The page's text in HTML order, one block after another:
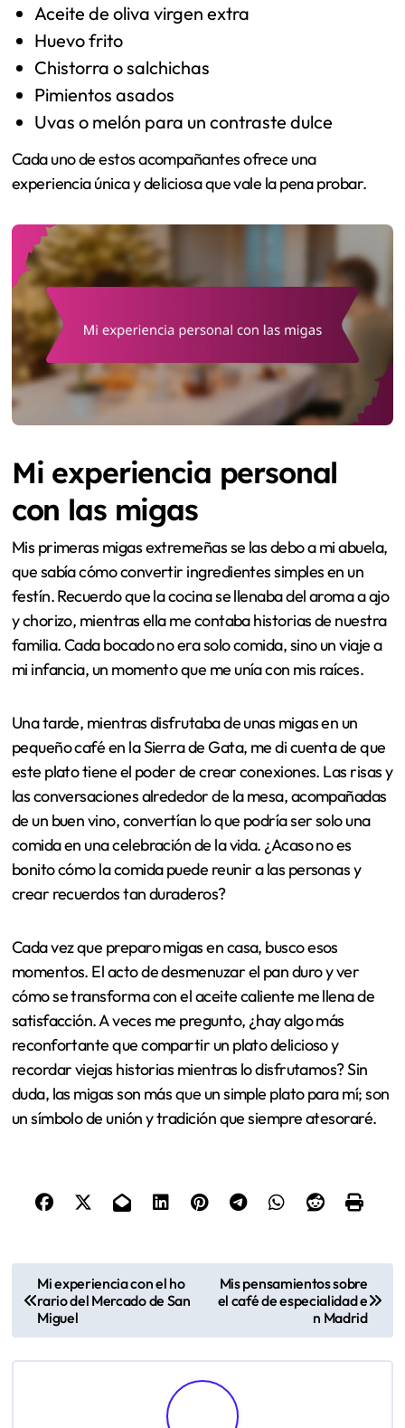
Aceite de oliva virgen extra
Huevo frito
Chistorra o salchichas
Pimientos asados
Uvas o melón para un contraste dulce
Cada uno de estos acompañantes ofrece una
experiencia única y deliciosa que vale la pena probar.
Mi experiencia personal
con las migas
Mis primeras migas extremeñas se las debo a mi abuela,
que sabía cómo convertir ingredientes simples en un
festín. Recuerdo que la cocina se llenaba del aroma a ajo
y chorizo, mientras ella me contaba historias de nuestra
familia. Cada bocado no era solo comida, sino un viaje a
mi infancia, un momento que me unía con mis raíces.
Una tarde, mientras disfrutaba de unas migas en un
pequeño café en la Sierra de Gata, me di cuenta de que
este plato tiene el poder de crear conexiones. Las risas y
las conversaciones alrededor de la mesa, acompañadas
de un buen vino, convertían lo que podría ser solo una
comida en una celebración de la vida. ¿Acaso no es
bonito cómo la comida puede reunir a las personas y
crear recuerdos tan duraderos?
Cada vez que preparo migas en casa, busco esos
momentos. El acto de desmenuzar el pan duro y ver
cómo se transforma con el aceite caliente me llena de
satisfacción. A veces me pregunto, ¿hay algo más
reconfortante que compartir un plato delicioso y
recordar viejas historias mientras lo disfrutamos? Sin
duda, las migas son más que un simple plato para mí; son
un símbolo de unión y tradición que siempre atesoraré.
s
Mi experiencia con el ho
rario del Mercado de San
Miguel
Mis pensamientos sobre
el café de especialidad e
n Madrid